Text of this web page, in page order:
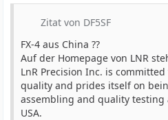
Zitat von DF5SF
FX-4 aus China ??
Auf der Homepage von LNR
LnR Precision Inc. is
quality and prides itself on
assembling and quality
USA.